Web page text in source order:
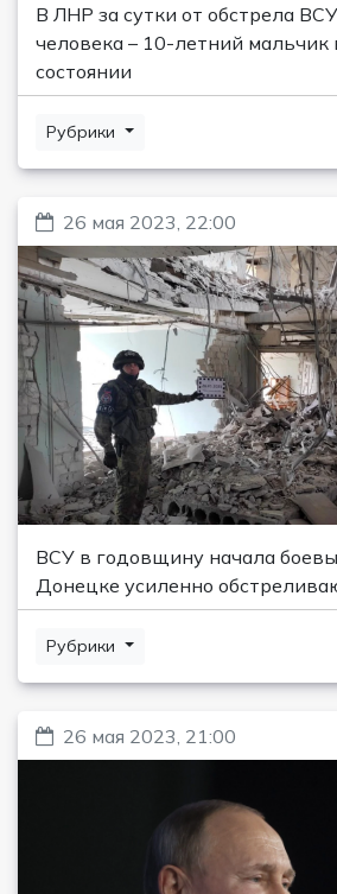
В ЛНР за сутки от обстрела
человека – 10-летний мальчик
состоянии
Рубрики
26 мая 2023, 22:00
ВСУ в годовщину начала
Донецке усиленно
Рубрики
26 мая 2023, 21:00